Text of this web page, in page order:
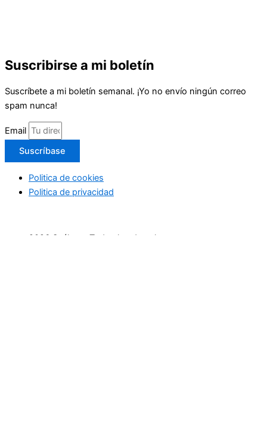
Suscribirse a mi boletín
Suscríbete a mi boletín semanal. ¡Yo no envío ningún correo
spam nunca!
Email
Suscríbase
Politica de cookies
Politica de privacidad
2026 Suéltate. Todos los derechos reservaos